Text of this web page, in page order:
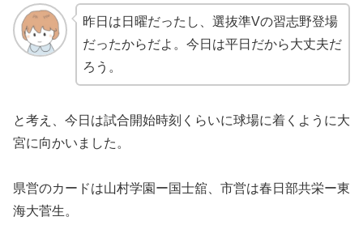
昨日は日曜だったし、選抜準Vの習志野登場
だったからだよ。今日は平日だから大丈夫だ
ろう。
と考え、今日は試合開始時刻くらいに球場に着くように大
宮に向かいました。
県営のカードは山村学園ー国士舘、市営は春日部共栄ー東
海大菅生。